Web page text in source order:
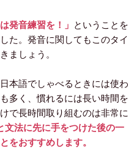
発音練習を！」 ということを
た。発音に関してもこのタイ
ましょう。
本語でしゃべるときには使わ
多く、慣れるには長い時間を
で長時間取り組むのは非常に
文法に先に手をつけた後の一
をおすすめします。